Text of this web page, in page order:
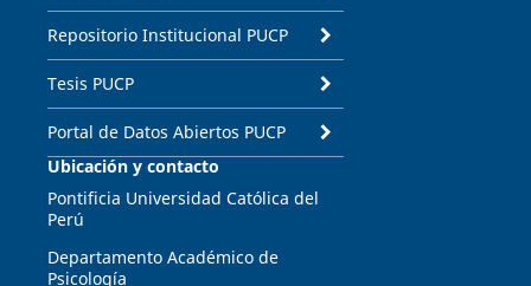
Repositorio Institucional PUCP
Tesis PUCP
Portal de Datos Abiertos PUCP
Ubicación y contacto
Pontificia Universidad Católica del
Perú
Departamento Académico de
Psicología